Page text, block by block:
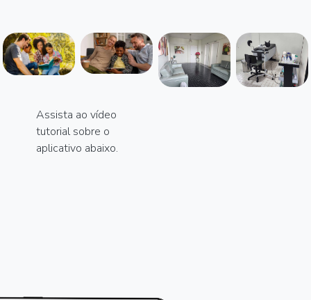
Assista ao vídeo
tutorial sobre o
aplicativo abaixo.